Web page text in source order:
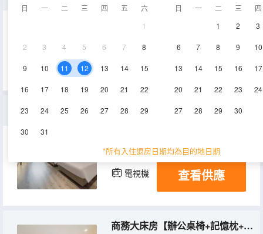
日 一 二 三 四 五
六
1
2 3 4 5 6 7 8
9 10 11 12 13 14 15
16 17 18 19 20 21 22
23 24 25 26 27 28 29
30 31
日 一 二 三
四
1
2 3
6 7 8 9 10
13 14 15 16 17
20 21 22 23 24
27 28 29 30
*所有入住退房日期均為目的地日期
23-26㎡ 空調
30-35㎡ 3,6層
電視機 查看供應
商務大床房【辦公桌椅+記憶枕+深睡床墊】